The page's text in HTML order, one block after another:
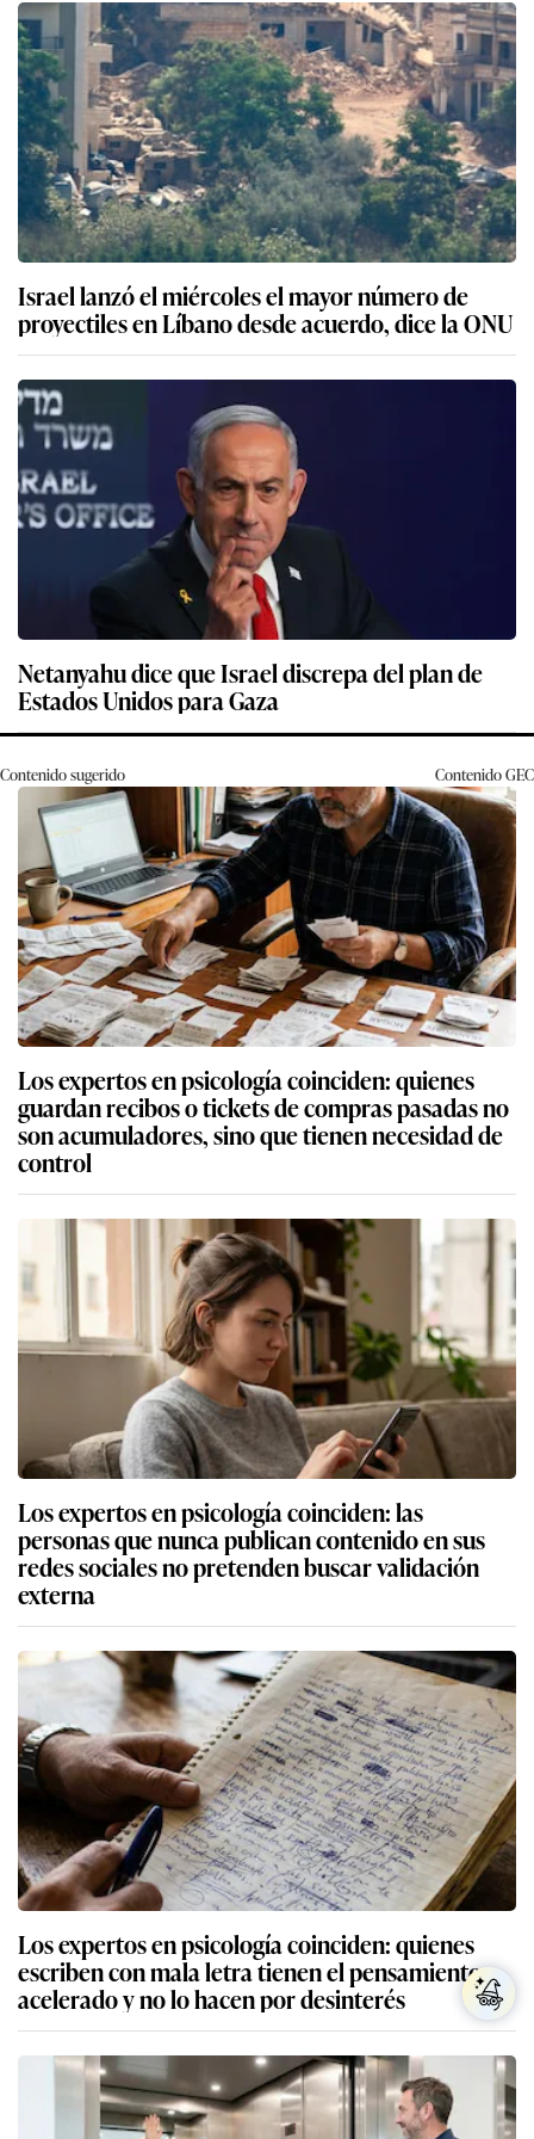
Israel lanzó el miércoles el mayor número de
proyectiles en Líbano desde acuerdo, dice la ONU
Netanyahu dice que Israel discrepa del plan de
Estados Unidos para Gaza
Contenido sugerido ContenidoGEC
Los expertos en psicología coinciden: quienes
guardan recibos o tickets de compras pasadas no
son acumuladores, sino que tienen necesidad de
control
Los expertos en psicología coinciden: las
personas que nunca publican contenido en sus
redes sociales no pretenden buscar validación
externa
Los expertos en psicología coinciden: quienes
escriben con mala letra tienen el pensamiento
acelerado y no lo hacen por desinterés